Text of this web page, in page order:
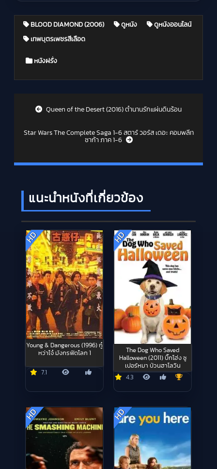
BLOOD DIAMOND (2006) ดูหนัง ดูหนังออนไลน์
เทพบุตรเพชรสีเลือด
Posted in
หนังฝรั่ง
Post navigationQueen of the Desert (2016) ตำนานรักแผ่นดินร้อน
Star Wars The Complete Saga 1-6 สตาร์ วอร์ส เดอะ คอมพลีท
ซาก้า ภาค 1-6
แนะนำหนังที่เกี่ยวข้อง
HD
Young & Dangerous (1996) กู๋
หว่าไจ๋ มังกรฟัดโลก 1
7.1
HD
The Dog Who Saved
Halloween (2011) บิ๊กโฮ่ง ซู
เปอร์หมา ป่วนฮาโลวีน
4.3
HD HD